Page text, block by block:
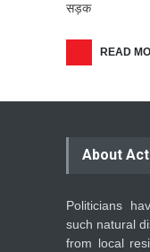
सड़क
READ
About
Politicians
such natural
from local